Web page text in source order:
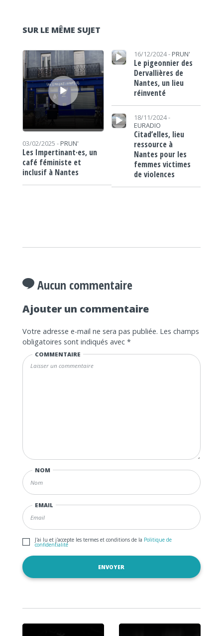
SUR LE MÊME SUJET
Lecteur audio
03/02/2025 - PRUN'
Les Impertinant·es, un
café féministe et
inclusif à Nantes
Lecteur audio 16/12/2024 - PRUN'
Le pigeonnier des
Dervallières de
Nantes, un lieu
réinventé
Lecteur audio
18/11/2024 -
EURADIO
Citad’elles, lieu
ressource à
Nantes pour les
femmes victimes
de violences
Aucun commentaire
Ajouter un commentaire
Votre adresse e-mail ne sera pas publiée. Les champs
obligatoires sont indiqués avec *
COMMENTAIRE
NOM
EMAIL
J'ai lu et j'accepte les termes et conditions de la Politique de
confidentialité